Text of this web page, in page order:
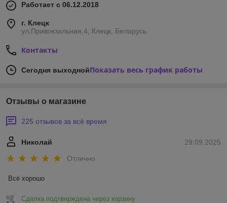
Работает с 06.12.2018
г. Клецк
ул.Привокзальная,4, Клецк, Беларусь
Контакты
Сегодня выходнойПоказать весь график работы
Отзывы о магазине
225 отзывов за всё время
29.09.2025
Николай
Отлично
Всё хорошо
Сделка подтверждена через корзину